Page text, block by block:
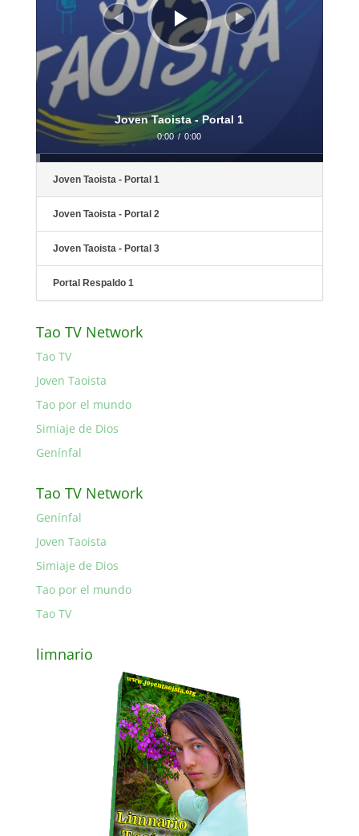
Joven Taoista - Portal 1
0:00 / 0:00
Joven Taoista - Portal 1
Joven Taoista - Portal 2
Joven Taoista - Portal 3
Portal Respaldo 1
Tao TV Network
Tao TV
Joven Taoista
Tao por el mundo
Simiaje de Dios
Genínfal
Tao TV Network
Genínfal
Joven Taoista
Simiaje de Dios
Tao por el mundo
Tao TV
limnario